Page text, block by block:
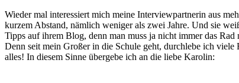
Wieder mal interessiert mich meine Interviewpartnerin aus
kurzem Abstand, nämlich weniger als zwei Jahre. Und sie
Tipps auf ihrem Blog, denn man muss ja nicht immer das
Denn seit mein Großer in die Schule geht, durchlebe ich
alles! In diesem Sinne übergebe ich an die liebe Karolin: